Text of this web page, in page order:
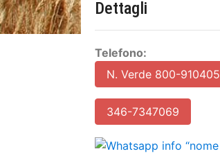
Dettagli
Telefono:
N. Verde 800-910405
346-7347069